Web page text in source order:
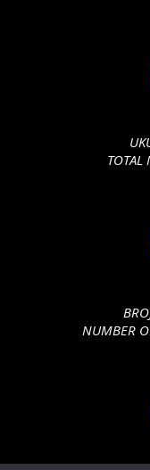
TOTAL
NUMBER